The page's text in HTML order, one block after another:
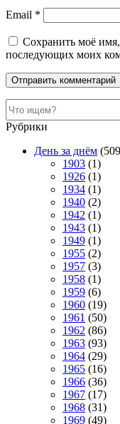
Email *
Сохранить моё имя,
последующих моих
Поиск
Рубрики
День за днём
1903 (1)
1926 (1)
1934 (1)
1940 (2)
1942 (1)
1943 (1)
1949 (1)
1955 (2)
1957 (3)
1958 (1)
1959 (6)
1960 (19)
1961 (50)
1962 (86)
1963 (93)
1964 (29)
1965 (16)
1966 (36)
1967 (17)
1968 (31)
1969 (49)